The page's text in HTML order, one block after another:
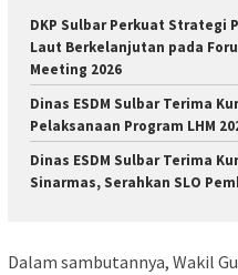
DKP Sulbar Perkuat Strategi
Laut Berkelanjutan pada
Meeting 2026
Dinas ESDM Sulbar Terima
Pelaksanaan Program LHM
Dinas ESDM Sulbar Terima
Sinarmas, Serahkan SLO
Dalam sambutannya, Wakil